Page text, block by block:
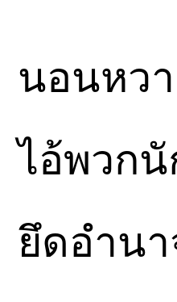
นอนหวา
ไอ้พวกนั
ยึดอำน